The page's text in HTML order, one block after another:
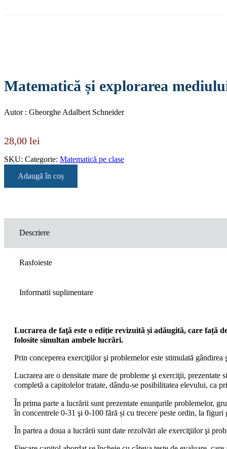
Matematică și explorarea
Autor : Gheorghe Adalbert Schneider
28,00 lei
SKU: Categorie: Matematică pe clase
Adaugă în coș
Descriere
Rasfoieste
Informatii suplimentare
Lucrarea de faţă este o ediție revizuită și adăugită, care față
folosite simultan ambele lucrări.
Prin conceperea exerciţiilor şi problemelor este stimulată
Lucrarea are o densitate mare de probleme şi exerciţii,
completă a capitolelor tratate, dându-se posibilitatea elevului, ca
În prima parte a lucrării sunt prezentate enunţurile problemelor,
în concentrele 0-31 şi 0-100 fără și cu trecere peste ordin, la
În partea a doua a lucrării sunt date rezolvări ale exerciţiilor şi